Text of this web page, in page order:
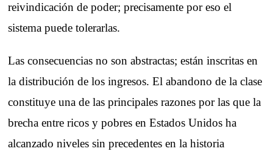
reivindicación de poder; precisamente por eso el
sistema puede tolerarlas.
Las consecuencias no son abstractas; están inscritas en
la distribución de los ingresos. El abandono de la clase
constituye una de las principales razones por las que la
brecha entre ricos y pobres en Estados Unidos ha
alcanzado niveles sin precedentes en la historia